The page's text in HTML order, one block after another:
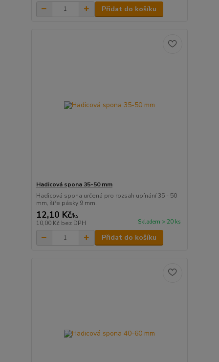
Přidat do košíku
Hadicová spona 35-50 mm
Hadicová spona určená pro rozsah upínání 35 - 50
mm, šíře pásky 9 mm.
12,10 Kč/ks
10,00 Kč bez DPH Skladem > 20 ks
Přidat do košíku